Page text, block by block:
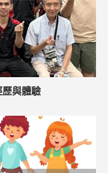
與體驗